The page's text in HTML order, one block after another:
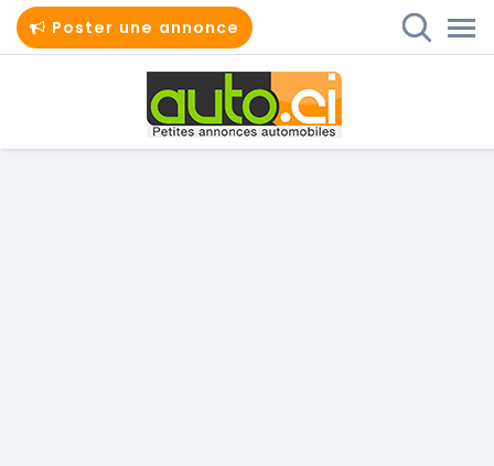
Poster une annonce